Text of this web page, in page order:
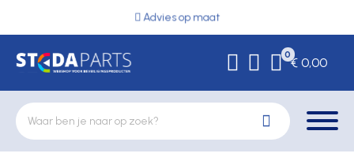
Advies op maat
0
€ 0,00